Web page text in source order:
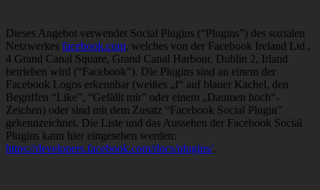
Dieses Angebot verwendet Social Plugins (“Plugins”) des sozialen
Netzwerkes facebook.com, welches von der Facebook Ireland Ltd.,
4 Grand Canal Square, Grand Canal Harbour, Dublin 2, Irland
betrieben wird (“Facebook”). Die Plugins sind an einem der
Facebook Logos erkennbar (weißes „f“ auf blauer Kachel, den
Begriffen “Like”, “Gefällt mir” oder einem „Daumen hoch“-
Zeichen) oder sind mit dem Zusatz “Facebook Social Plugin”
gekennzeichnet. Die Liste und das Aussehen der Facebook Social
Plugins kann hier eingesehen werden:
https://developers.facebook.com/docs/plugins/.